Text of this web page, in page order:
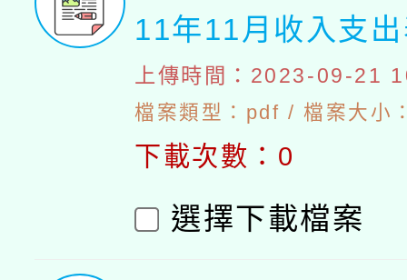
11年11月收入支
上傳時間：2023-09-21
檔案類型：pdf / 檔案大小
下載次數：0
選擇下載檔案